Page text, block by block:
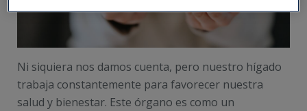
Ni siquiera nos damos cuenta, pero nuestro hígado
trabaja constantemente para favorecer nuestra
salud y bienestar. Este órgano es como un